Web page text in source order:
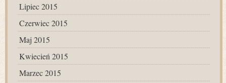
Lipiec 2015
Czerwiec 2015
Maj 2015
Kwiecień 2015
Marzec 2015